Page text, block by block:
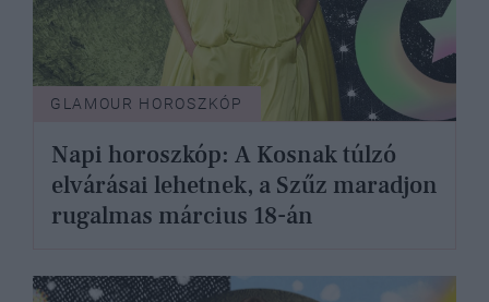
GLAMOUR HOROSZKÓP
Napi horoszkóp: A Kosnak túlzó
elvárásai lehetnek, a Szűz maradjon
rugalmas március 18-án